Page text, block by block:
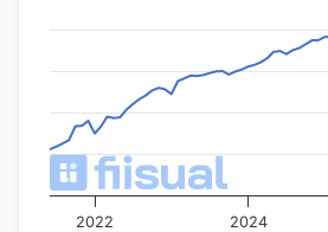
2022 2024